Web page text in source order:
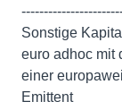
Sonstige
euro adhoc mit
einer
Emittent